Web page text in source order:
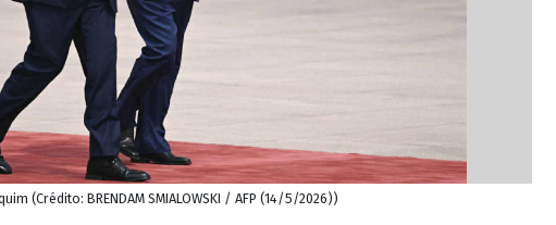
(Crédito: BRENDAM SMIALOWSKI / AFP (14/5/2026))